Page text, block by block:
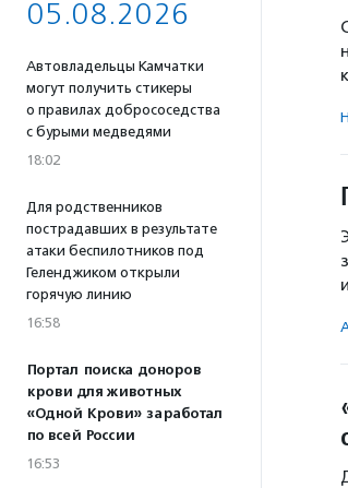
05.08.2026
Автовладельцы Камчатки
могут получить стикеры
о правилах добрососедства
с бурыми медведями
18:02
Для родственников
пострадавших в результате
атаки беспилотников под
Геленджиком открыли
горячую линию
16:58
Портал поиска доноров
крови для животных
«Одной Крови» заработал
по всей России
16:53